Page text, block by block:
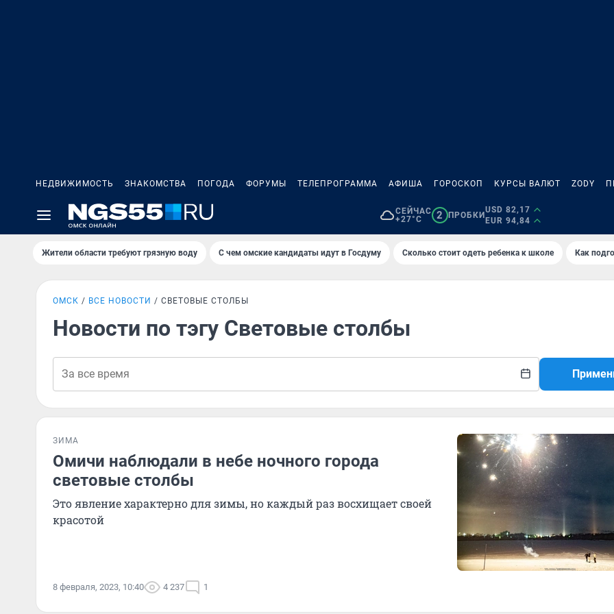
НЕДВИЖИМОСТЬ ЗНАКОМСТВА ПОГОДА ФОРУМЫ ТЕЛЕПРОГРАММА АФИША ГОРОСКОП КУРСЫ ВАЛЮТ ZODY
СЕЙЧАС
+27°C
2 ПРОБКИ
USD 82,17
EUR 94,84
Жители области требуют грязную воду С чем омские кандидаты идут в Госдуму Сколько стоит одеть ребенка к школе Как
ОМСК ВСЕ НОВОСТИ СВЕТОВЫЕ СТОЛБЫ
Новости по тэгу Световые столбы
ЗИМА
Омичи наблюдали в небе ночного города
световые столбы
Это явление характерно для зимы, но каждый раз восхищает своей
красотой
8 февраля, 2023, 10:40 4 237 1